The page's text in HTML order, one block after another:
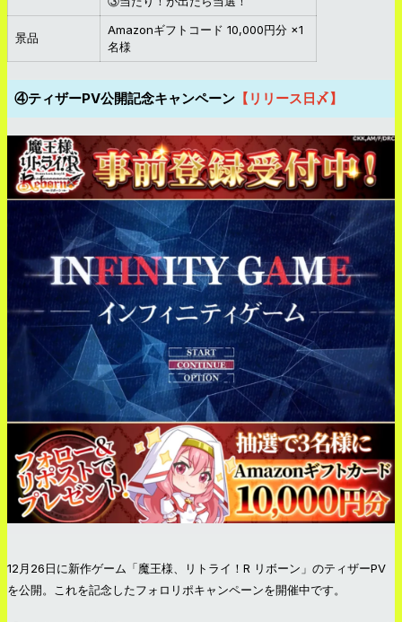
景品
Amazonギフトコード 10,000円分 ×1
名様
④ティザーPV公開記念キャンペーン 【リリース日〆】
12月26日に新作ゲーム「魔王様、リトライ！R リボーン」のティザーPV
を公開。これを記念したフォロリポキャンペーンを開催中です。